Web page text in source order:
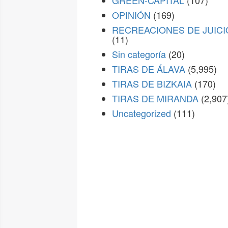
OPINIÓN (169)
RECREACIONES DE
(11)
Sin categoría (20)
TIRAS DE ÁLAVA (5,995)
TIRAS DE BIZKAIA (170)
TIRAS DE MIRANDA
Uncategorized (111)